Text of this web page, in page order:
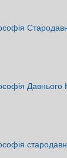
Давнього